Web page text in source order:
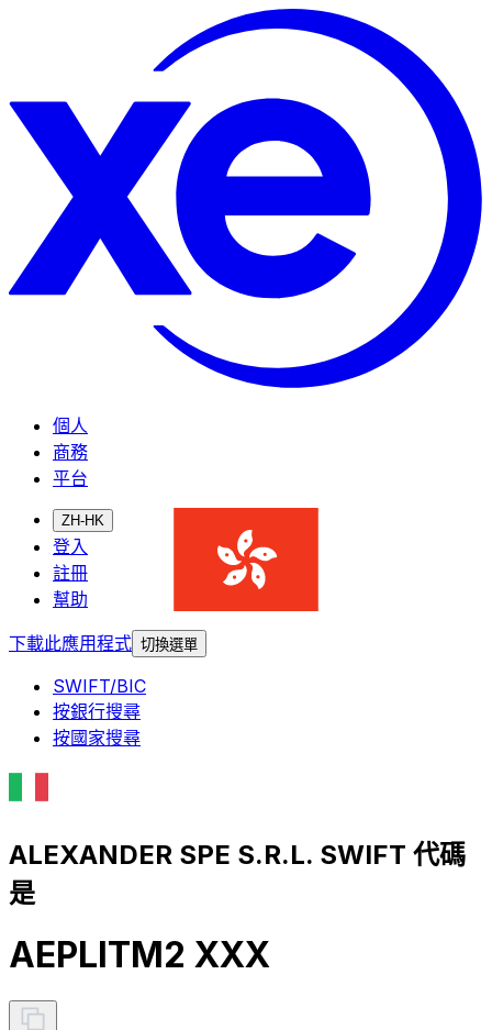
個人
商務
平台
ZH-HK
登入
註冊
幫助
下載此應用程式 切換選單
SWIFT/BIC
按銀行搜尋
按國家搜尋
ALEXANDER SPE S.R.L. SWIFT 代碼
是
AEPLITM2 XXX